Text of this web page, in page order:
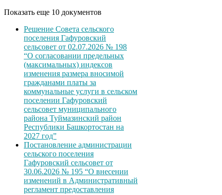
Показать еще 10 документов
Решение Совета сельского
поселения Гафуровский
сельсовет от 02.07.2026 № 198
“О согласовании предельных
(максимальных) индексов
изменения размера вносимой
гражданами платы за
коммунальные услуги в сельском
поселении Гафуровский
сельсовет муниципального
района Туймазинский район
Республики Башкортостан на
2027 год”
Постановление администрации
сельского поселения
Гафуровский сельсовет от
30.06.2026 № 195 “О внесении
изменений в Административный
регламент предоставления